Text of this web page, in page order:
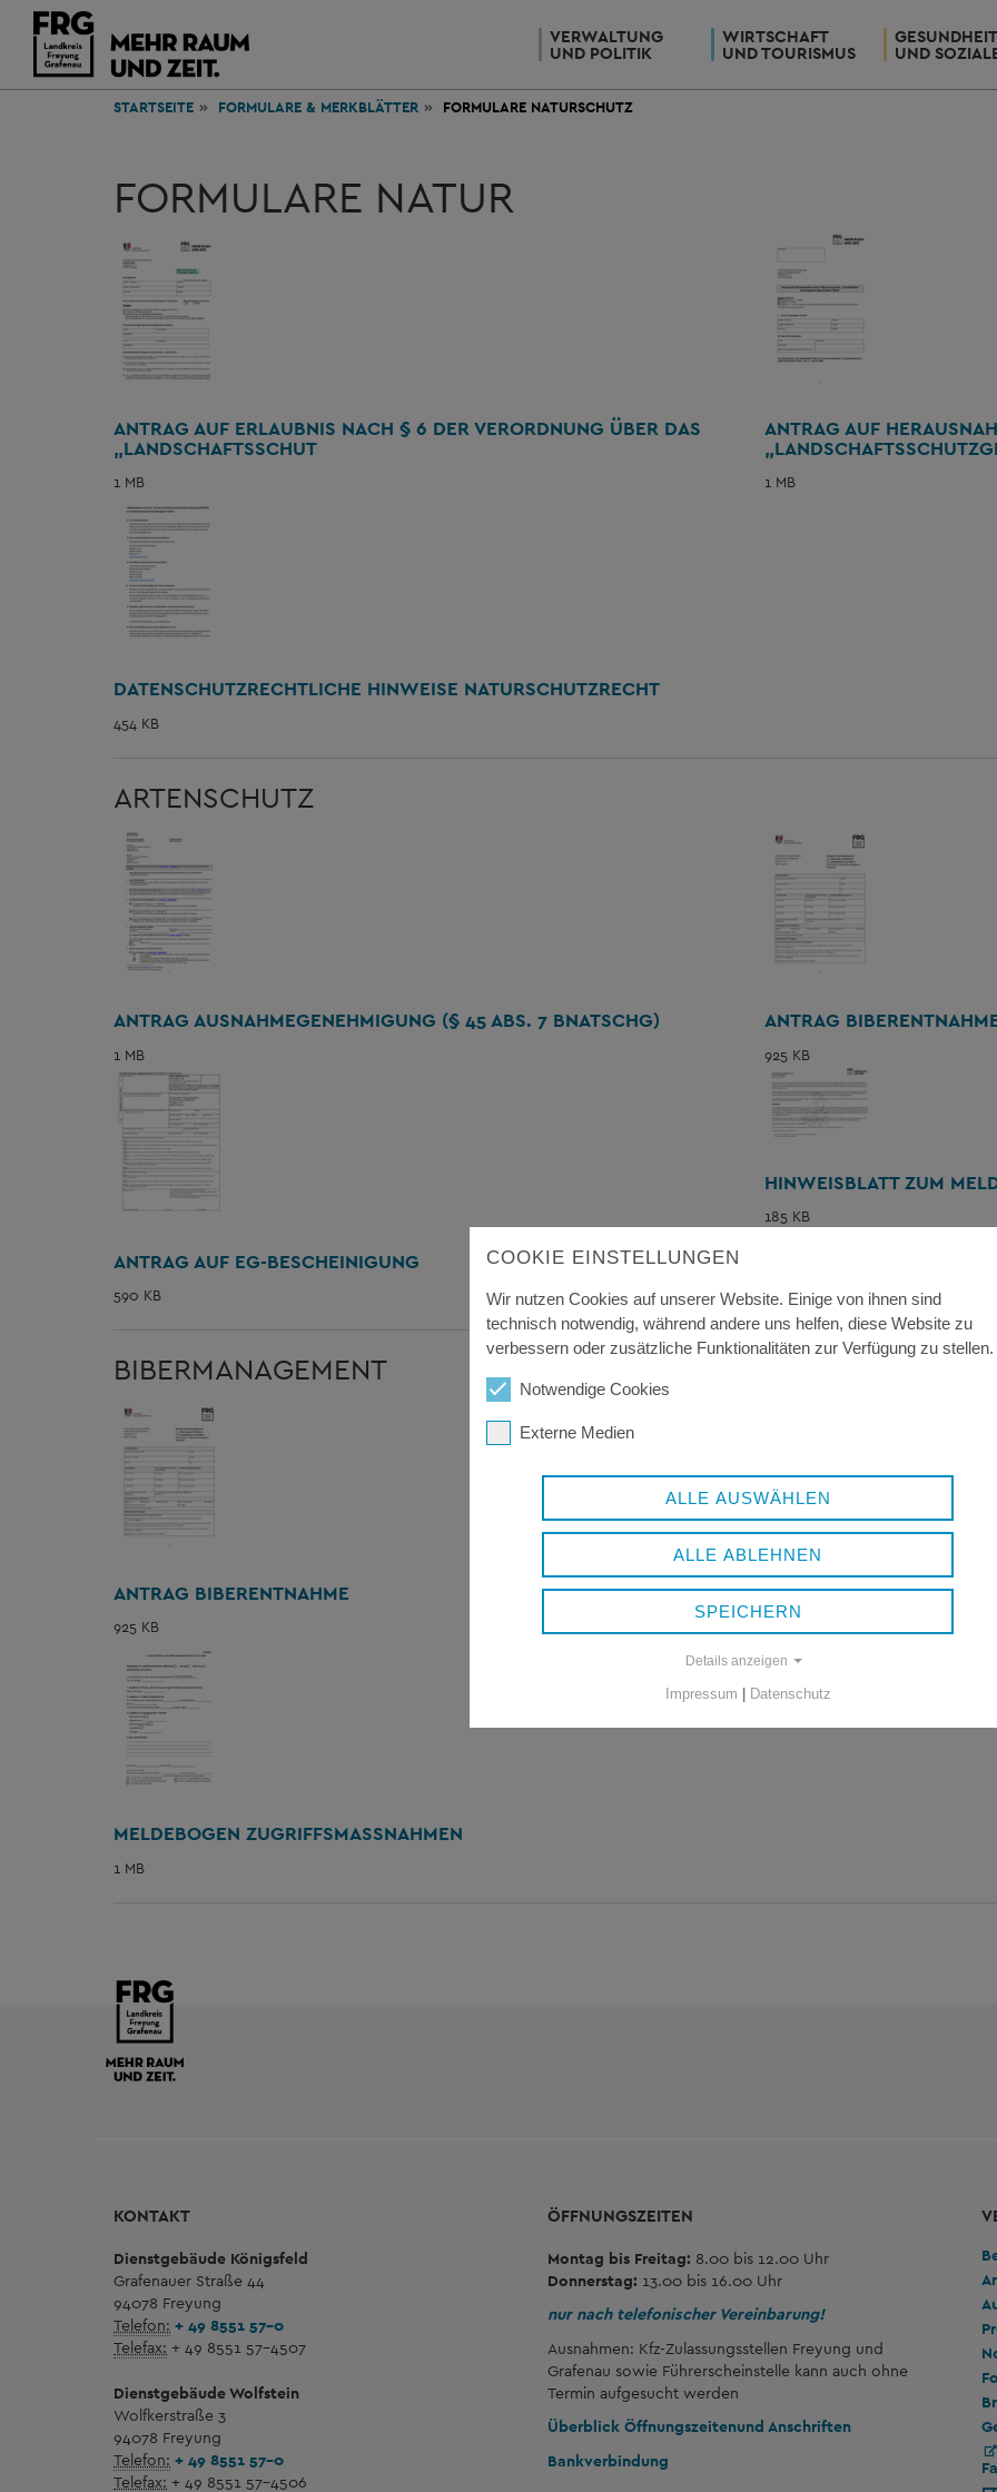
VERWALTUNG
UND POLITIK
WIRTSCHAFT
UND TOURISMUS
GESUNDHEIT
UND
STARTSEITE FORMULARE & MERKBLÄTTER FORMULARE NATURSCHUTZ
FORMULARE NATUR
ANTRAG AUF ERLAUBNIS NACH § 6 DER VERORDNUNG ÜBER DAS
„LANDSCHAFTSSCHUT
1 MB
ANTRAG AUF
1 MB
DATENSCHUTZRECHTLICHE HINWEISE NATURSCHUTZRECHT
454 KB
ARTENSCHUTZ
ANTRAG AUSNAHMEGENEHMIGUNG (§ 45 ABS. 7 BNATSCHG)
1 MB
ANTRAG
925 KB
ANTRAG AUF EG-BESCHEINIGUNG
590 KB
HINWEISBLATT ZUM
185 KB
BIBERMANAGEMENT
ANTRAG BIBERENTNAHME
925 KB
MELDE- UND
MELDEBOGEN ZUGRIFFSMASSNAHMEN
1 MB
KONTAKT
Dienstgebäude Königsfeld
Grafenauer Straße 44
94078 Freyung
Telefon: + 49 8551 57-0
Telefax: + 49 8551 57-4507
Dienstgebäude Wolfstein
Wolfkerstraße 3
94078 Freyung
Telefon: + 49 8551 57-0
Telefax: + 49 8551 57-4506
ÖFFNUNGSZEITEN
Montag bis Freitag: 8.00 bis 12.00 Uhr
Donnerstag: 13.00 bis 16.00 Uhr
nur nach telefonischer Vereinbarung!
Ausnahmen: Kfz-Zulassungsstellen Freyung und
Grafenau sowie Führerscheinstelle kann auch ohne
Termin aufgesucht werden
Überblick Öffnungszeitenund Anschriften
Bankverbindung
COOKIE EINSTELLUNGEN
Wir nutzen Cookies auf unserer Website. Einige von ihnen sind
technisch notwendig, während andere uns helfen, diese Website zu
verbessern oder zusätzliche Funktionalitäten zur Verfügung zu stellen.
Notwendige Cookies
Externe Medien
ALLE AUSWÄHLEN
ALLE ABLEHNEN
SPEICHERN
Details anzeigen
Impressum Datenschutz